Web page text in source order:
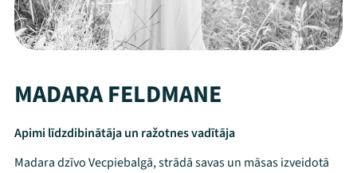
MADARA FELDMANE
Apimi līdzdibinātāja un ražotnes vadītāja
Madara dzīvo Vecpiebalgā, strādā savas un māsas izveidotā